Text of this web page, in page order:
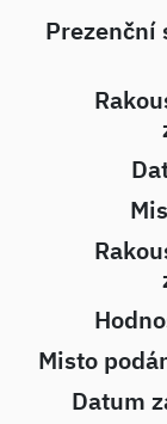
Prezenční
Misto
Datum